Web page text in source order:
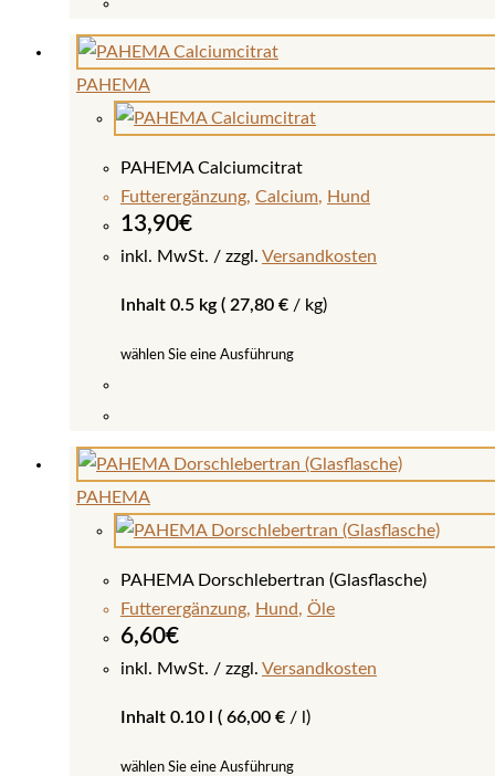
Produkt
weist
mehrere
Varianten
Die
Optionen
können
der
PAHEMA
PAHEMA Calciumcitrat
Futterergänzung, Calcium, Hund
13,90€
inkl. MwSt. zzgl. Versandkosten
Inhalt 0.5 kg ( 27,80 € / kg)
wählen Sie eine Ausführung
Produkt
weist
mehrere
Varianten
Die
Optionen
können
der
PAHEMA
PAHEMA Dorschlebertran (Glasflasche)
Futterergänzung, Hund, Öle
6,60€
inkl. MwSt. zzgl. Versandkosten
Inhalt 0.10 l ( 66,00 € / l)
wählen Sie eine Ausführung